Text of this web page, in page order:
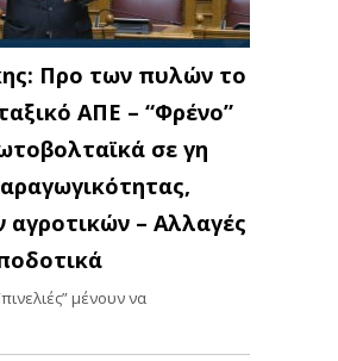
Προ των πυλών το
ΑΠΕ – “Φρένο”
σε γη
αγροτικών – Αλλαγές
μένουν να